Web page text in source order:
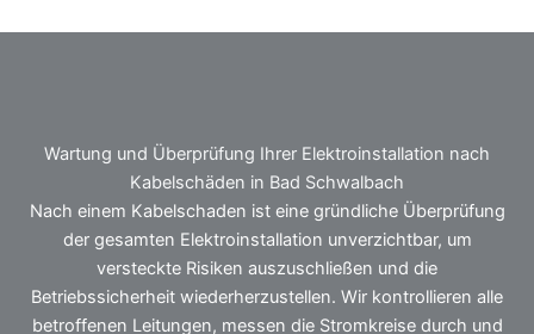
Wartung und Überprüfung Ihrer Elektroinstallation nach
Kabelschäden in Bad Schwalbach
Nach einem Kabelschaden ist eine gründliche Überprüfung
der gesamten Elektroinstallation unverzichtbar, um
versteckte Risiken auszuschließen und die
Betriebssicherheit wiederherzustellen. Wir kontrollieren alle
betroffenen Leitungen, messen die Stromkreise durch und